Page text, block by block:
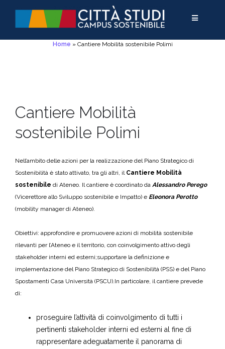
contenuto
navigazione
contenuto
Home » Cantiere Mobilità sostenibile Polimi
Cantiere Mobilità
sostenibile Polimi
Nell’ambito delle azioni per la realizzazione del Piano Strategico di
Sostenibilità è stato attivato, tra gli altri, il Cantiere Mobilità
sostenibile di Ateneo. Il cantiere è coordinato da Alessandro Perego
(Vicerettore allo Sviluppo sostenibile e Impatto) e Eleonora Perotto
(mobility manager di Ateneo).
Obiettivi: approfondire e promuovere azioni di mobilità sostenibile
rilevanti per l’Ateneo e il territorio, con coinvolgimento attivo degli
stakeholder interni ed esterni;supportare la definizione e
implementazione del Piano Strategico di Sostenibilità (PSS) e del Piano
Spostamenti Casa Università (PSCU).In particolare, il cantiere prevede
di:
proseguire l’attività di coinvolgimento di tutti i
pertinenti stakeholder interni ed esterni al fine di
rappresentare adeguatamente il panorama di